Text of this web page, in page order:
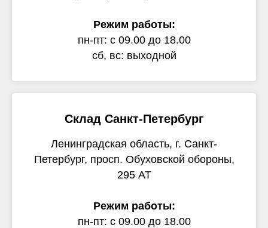
Режим работы:
пн-пт: с 09.00 до 18.00
сб, вс: выходной
Склад Санкт-Петербург
Ленинградская область, г. Санкт-
Петербург, просп. Обуховской обороны,
295 АТ
Режим работы:
пн-пт: с 09.00 до 18.00